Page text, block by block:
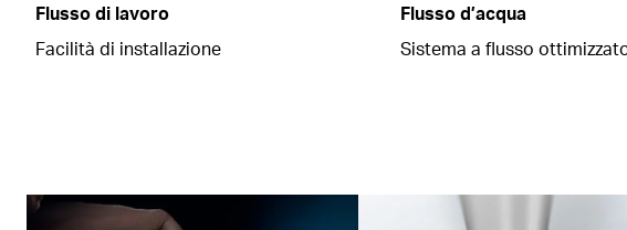
Flusso di lavoro
Facilità di installazione
Flusso d’acqua
Sistema a flusso